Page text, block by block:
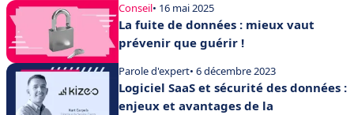
entreprise
Conseil• 16 mai 2025
La fuite de données : mieux vaut
prévenir que guérir !
Parole d'expert• 6 décembre 2023
Logiciel SaaS et sécurité des données :
enjeux et avantages de la